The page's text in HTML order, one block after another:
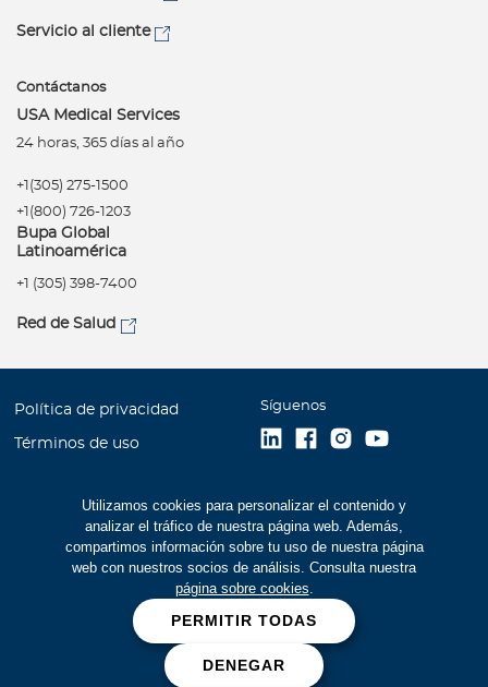
Utilizamos cookies para personalizar el contenido y
analizar el tráfico de nuestra página web. Además,
compartimos información sobre tu uso de nuestra página
web con nuestros socios de análisis. Consulta nuestra
página sobre cookies.
PERMITIR TODAS
DENEGAR
Servicio al cliente
Contáctanos
USA Medical Services
24 horas, 365 días al año
+1(305) 275-1500
+1(800) 726-1203
Bupa Global
Latinoamérica
+1 (305) 398-7400
Red de Salud
Política de privacidad
Términos de uso
Mapa del Sitio
Trabaje con Bupa
Estados Financieros (516
Prevención de fraudes
Síguenos